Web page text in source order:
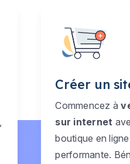
Créer un
Commencez à
sur internet
boutique en
performante.